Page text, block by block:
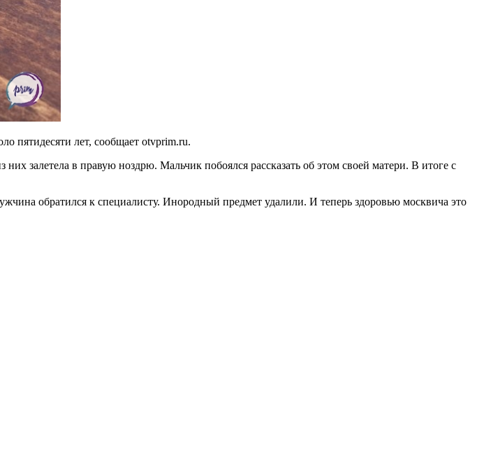
пятидесяти лет, сообщает otvprim.ru.
залетела в правую ноздрю. Мальчик побоялся рассказать об этом своей матери. В итоге с
обратился к специалисту. Инородный предмет удалили. И теперь здоровью москвича это